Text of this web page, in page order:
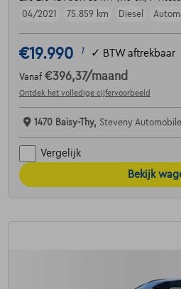
04/2021
75.859 km Diesel
€19.990 1 ✓ BTW aftrekbaar
Vanaf €396,37/maand
Ontdek het volledige cijfervoorbeeld
1470 Baisy-Thy, Steveny
Vergelijk
Bekijk